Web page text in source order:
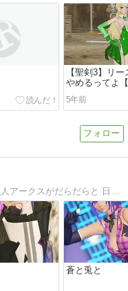
【聖剣3】リ
やめるってよ
5年前
ブーツ大好き、自他ともに認める常識人アークスがだらだらと 日常で思ったことを綴るだけのブログ。 Phantasy Star Online2 New Genesis(PSO2NGS) Ship3 ソーンの片隅にいます
蒼と兎と